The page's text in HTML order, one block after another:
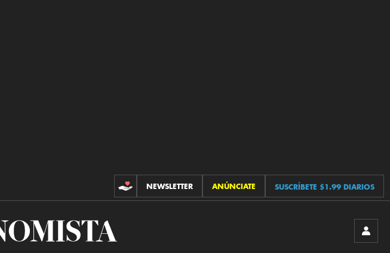
CONTRIBUCIONES
NEWSLETTER ANÚNCIATE SUSCRÍBETE $1.99 DIARIOS